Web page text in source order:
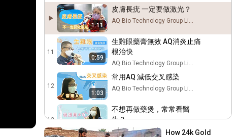
1:11
皮膚長疣 一定要做激光？
AQ Bio Technology Group Limited
11
0:59
生雞眼藥膏無效 AQ消炎止痛
根治快
AQ Bio Technology Group Limited
12
1:03
常用AQ 減低交叉感染
AQ Bio Technology Group Limited
13
不想再做藥煲，常常看醫
生？
AQ Bio Technology Group Limited
How 24k Gold